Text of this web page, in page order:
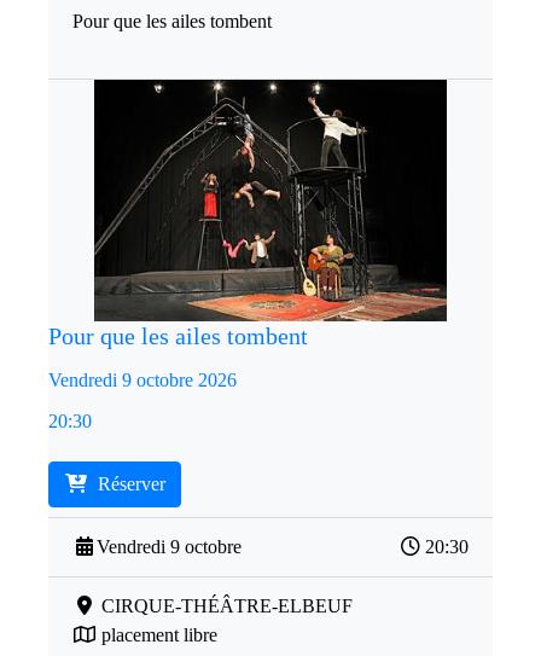
Pour que les ailes tombent
Pour que les ailes tombent
Vendredi 9 octobre 2026
20:30
Réserver
Vendredi 9 octobre 20:30
CIRQUE-THÉÂTRE-ELBEUF
placement libre